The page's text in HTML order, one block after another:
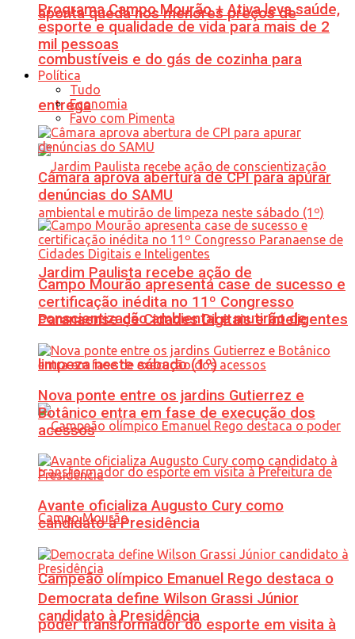
aponta queda nos menores preços de
combustíveis e do gás de cozinha para
entrega
Jardim Paulista recebe ação de
conscientização ambiental e mutirão de
limpeza neste sábado (1º)
Campeão olímpico Emanuel Rego destaca o
poder transformador do esporte em visita à
Programa Campo Mourão + Ativa leva saúde,
esporte e qualidade de vida para mais de 2
mil pessoas
Política
Tudo
Economia
Favo com Pimenta
Câmara aprova abertura de CPI para apurar
denúncias do SAMU
Campo Mourão apresenta case de sucesso e
certificação inédita no 11º Congresso
Paranaense de Cidades Digitais e Inteligentes
Nova ponte entre os jardins Gutierrez e
Botânico entra em fase de execução dos
acessos
Avante oficializa Augusto Cury como
candidato à Presidência
Democrata define Wilson Grassi Júnior
candidato à Presidência